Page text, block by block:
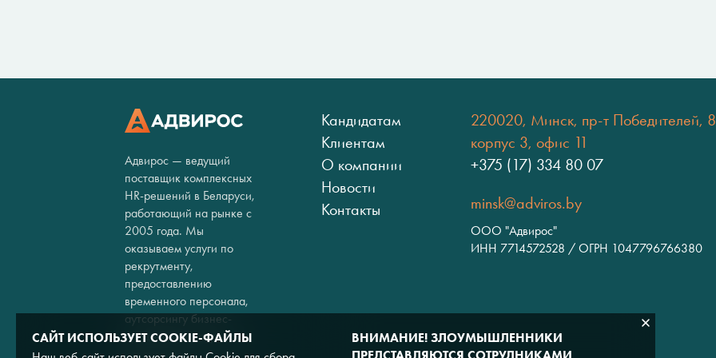
Адвирос — ведущий
поставщик комплексных
HR-решений в Беларуси,
работающий на рынке с
2005 года. Мы
оказываем услуги по
рекрутменту,
предоставлению
временного персонала,
аутсорсингу бизнес-
процессов и кадровому
консалтингу.
Кандидатам
Клиентам
О компании
Новости
Контакты
220020, Минск, пр-т Победителей,
корпус 3, офис 11
+375 (17) 334 80 07
minsk@adviros.by
ООО "Адвирос"
ИНН 7714572528 / ОГРН 1047796766380
ВНИМАНИЕ! ЗЛОУМЫШЛЕННИКИ
САЙТ ИСПОЛЬЗУЕТ COOKIE-ФАЙЛЫ